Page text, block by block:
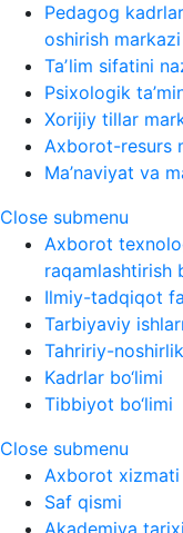
Pedagog
oshirish markazi
Taʼlim sifatini
Psixologik
Xorijiy tillar
Axborot-resurs
Ma’naviyat va
Close submenu
Axborot
raqamlashtirish
Ilmiy-tadqiqot
Tarbiyaviy
Tahririy-
Kadrlar bo‘limi
Tibbiyot bo‘limi
Close submenu
Axborot xizmati
Saf qismi
Akademiya